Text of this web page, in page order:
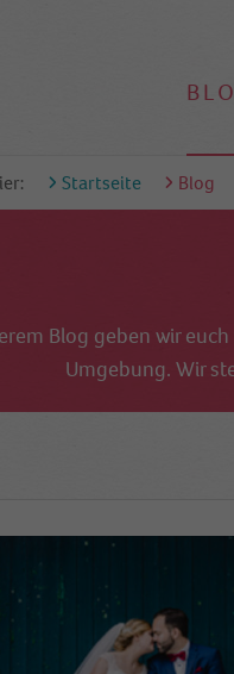
Startseite Blog
Blog geben wir
Umgebung. Wir